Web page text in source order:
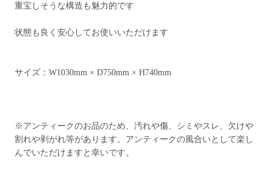
重宝しそうな構造も魅力的です
状態も良く安心してお使いいただけます
サイズ：W1030mm × D750mm × H740mm
※アンティークのお品のため、汚れや傷、シミやスレ、欠けや
割れや剥がれ等があります。アンティークの風合いとして楽し
んでいただけますと幸いです。